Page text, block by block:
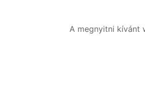
A megnyitni kívánt